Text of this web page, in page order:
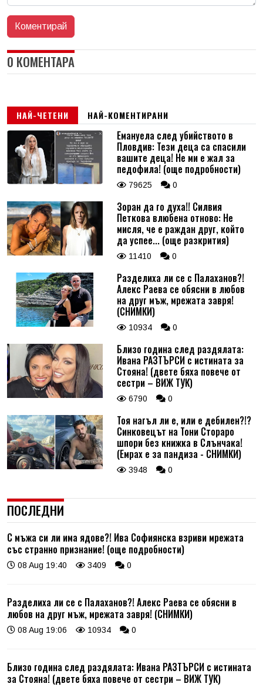
0 КОМЕНТАРА
НАЙ-ЧЕТЕНИ НАЙ-КОМЕНТИРАНИ
Емануела след убийството в
Пловдив: Тези деца са спасили
вашите деца! Не ми е жал за
педофила! (още подробности)
79625 0
Зоран да го духа!! Силвия
Петкова влюбена отново: Не
мисля, че е раждан друг, който
да успее... (още разкрития)
11410 0
Разделиха ли се с Палаханов?!
Алекс Раева се обясни в любов
на друг мъж, мрежата завря!
(СНИМКИ)
10934 0
Близо година след раздялата:
Ивана РАЗТЪРСИ с истината за
Стояна! (двете бяха повече от
сестри – ВИЖ ТУК)
6790 0
Тоя нагъл ли е, или е дебилен?!?
Синковецът на Тони Стораро
шпори без книжка в Слънчака!
(Емрах е за пандиза - СНИМКИ)
3948 0
ПОСЛЕДНИ
С мъжа си ли има ядове?! Ива Софиянска взриви мрежата
със странно признание! (още подробности)
08 Aug 19:40 3409 0
Разделиха ли се с Палаханов?! Алекс Раева се обясни в
любов на друг мъж, мрежата завря! (СНИМКИ)
08 Aug 19:06 10934 0
Близо година след раздялата: Ивана РАЗТЪРСИ с истината
за Стояна! (двете бяха повече от сестри – ВИЖ ТУК)